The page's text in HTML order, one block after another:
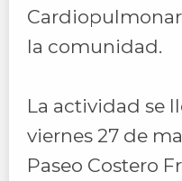
Cardiopulmonar
la comunidad.
La actividad se
viernes 27 de
Paseo Costero